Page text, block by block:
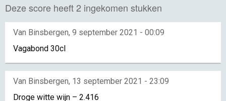
Deze score heeft 2 ingekomen stukken
Van Binsbergen, 9 september 2021 - 00:09
Vagabond 30cl
Van Binsbergen, 13 september 2021 - 23:09
Droge witte wijn – 2.416